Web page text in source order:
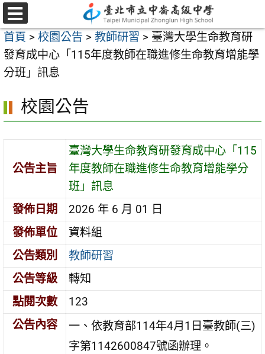
跳
至
主
要
內
區
選
單
首頁 > 校園公告 > 教師研習 > 臺灣大學生命教育研
發育成中心「115年度教師在職進修生命教育增能學
分班」訊息
校園公告
公告主旨
臺灣大學生命教育研發育成中心「115
年度教師在職進修生命教育增能學分
班」訊息
發佈日期
2026 年 6 月 01 日
發佈單位
資料組
公告類別
教師研習
公告等級
轉知
點閱次數
123
公告內容
一、依教育部114年4月1日臺教師(三)
字第1142600847號函辦理。